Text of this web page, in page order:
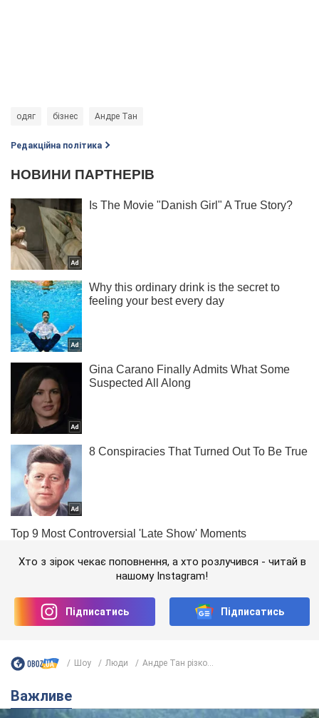
одяг бізнес Андре Тан
Редакційна політика
Хто з зірок чекає поповнення, а хто розлучився - читай в
нашому Instagram!
Підписатись Підписатись
Шоу Люди Андре Тан різко...
Важливе